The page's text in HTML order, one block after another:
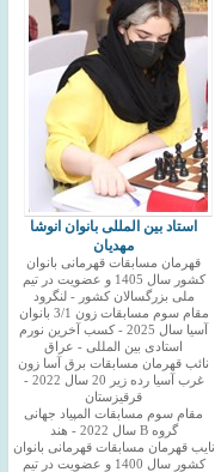
استاد بین المللی بانوان انوشا
مهدیان
قهرمان مسابقات قهرمانی بانوان
کشور سال 1405 و عضویت در تیم
ملی بزرگسالان کشور - لنگرود
مقام سوم مسابقات زون 3/1 بانوان
آسیا سال 2025 - کسب آخرین نورم
استادی بین المللی - عراق
نائب قهرمان مسابقات برق آسا زون
غرب آسیا رده زیر 20 سال 2022 -
قرقیزستان
مقام سوم مسابقات المپیاد جهانی
گروه B سال 2022 - هند
نایب قهرمان مسابقات قهرمانی بانوان
کشور سال 1400 و عضویت در تیم